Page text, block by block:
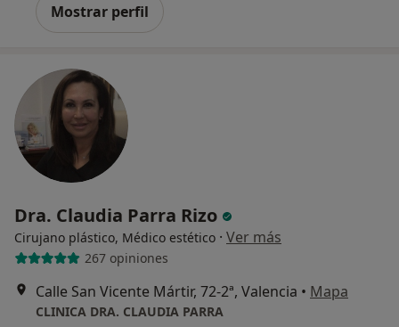
Mostrar perfil
Dra. Claudia Parra Rizo
Cirujano plástico, Médico estético · Ver más
267 opiniones
Calle San Vicente Mártir, 72-2ª, Valencia • Mapa
CLINICA DRA. CLAUDIA PARRA